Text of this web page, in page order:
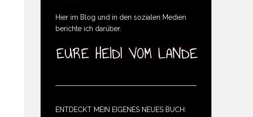
Hier im Blog und in den sozialen Medien
berichte ich darüber.
ENTDECKT MEIN EIGENES NEUES BUCH: